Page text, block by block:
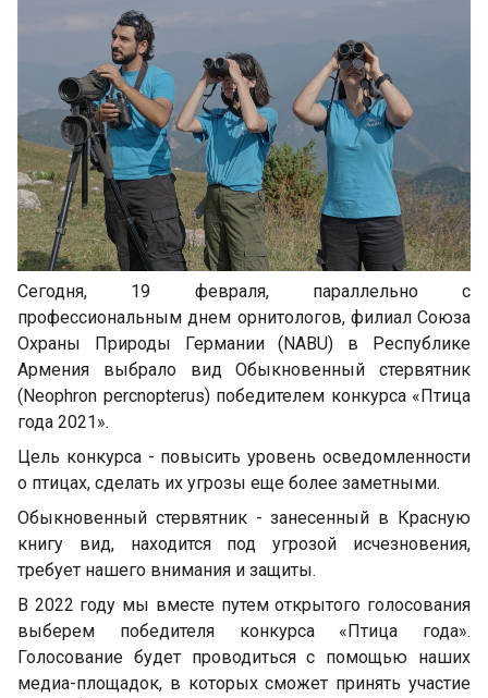
Сегодня, 19 февраля, параллельно с
профессиональным днем ​​орнитологов, филиал Союза
Охраны Природы Германии (NABU) в Республике
Армения выбрало вид Обыкновенный стервятник
(Neophron percnopterus) победителем конкурса «Птица
года 2021».
Цель конкурса - повысить уровень осведомленности
о птицах, сделать их угрозы еще более заметными.
Обыкновенный стервятник - занесенный в Красную
книгу вид, находится под угрозой исчезновения,
требует нашего внимания и защиты.
В 2022 году мы вместе путем открытого голосования
выберем победителя конкурса «Птица года».
Голосование будет проводиться с помощью наших
медиа-площадок, в которых сможет принять участие